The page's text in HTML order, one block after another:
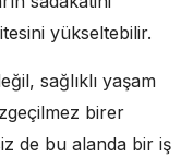
yükseltebilir.
sağlıklı yaşam
birer
de bu alanda bir iş